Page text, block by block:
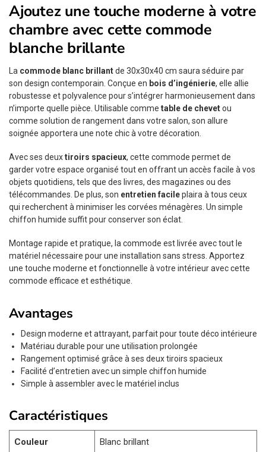
Ajoutez une touche moderne à votre
chambre avec cette commode
blanche brillante
La commode blanc brillantde 30x30x40 cm saura séduire par
son design contemporain. Conçue en bois d’ingénierie, elle allie
robustesse et polyvalence pour s’intégrer harmonieusement dans
n’importe quelle pièce. Utilisable comme table de chevetou
comme solution de rangement dans votre salon, son allure
soignée apportera une note chic à votre décoration.
Avec ses deuxtiroirs spacieux, cette commode permet de
garder votre espace organisé tout en offrant un accès facile à vos
objets quotidiens, tels que des livres, des magazines ou des
télécommandes. De plus, son entretien facileplaira à tous ceux
qui recherchent à minimiser les corvées ménagères. Un simple
chiffon humide suffit pour conserver son éclat.
Montage rapide et pratique, la commode est livrée avec tout le
matériel nécessaire pour une installation sans stress. Apportez
une touche moderne et fonctionnelle à votre intérieur avec cette
commode efficace et esthétique.
Avantages
Design moderne et attrayant, parfait pour toute déco intérieure
Matériau durable pour une utilisation prolongée
Rangement optimisé grâce à ses deux tiroirs spacieux
Facilité d’entretien avec un simple chiffon humide
Simple à assembler avec le matériel inclus
Caractéristiques
Couleur Blanc brillant